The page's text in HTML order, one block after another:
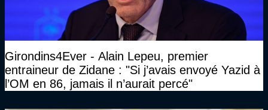
Girondins4Ever - Alain Lepeu, premier
entraineur de Zidane : "Si j’avais envoyé Yazid à
l’OM en 86, jamais il n’aurait percé"